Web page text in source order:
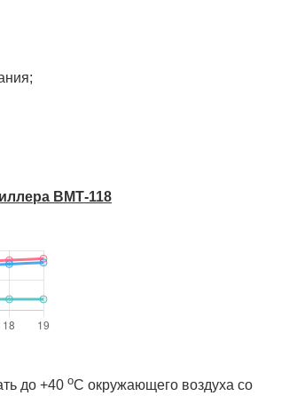
ВМТ-118
до +40 оC окружающего воздуха со